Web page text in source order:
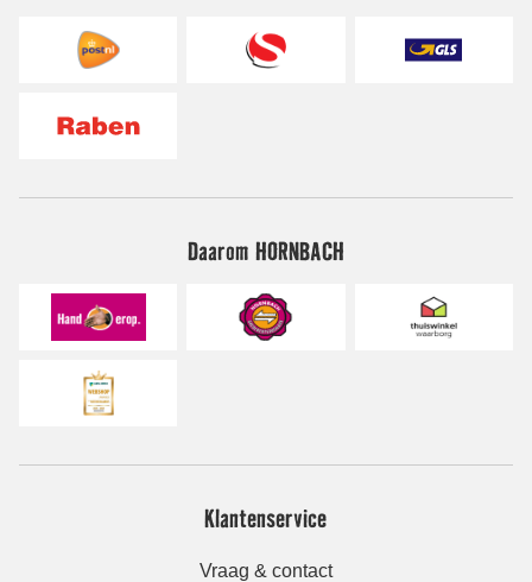
Daarom HORNBACH
Klantenservice
Vraag & contact